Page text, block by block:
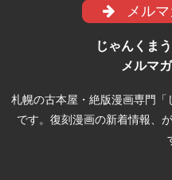
メル
じゃんくま
メルマ
札幌の古本屋・絶版漫画専門
です。復刻漫画の新着情報、